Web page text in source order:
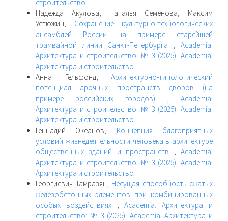
строительство
Надежда Акулова, Наталья Семенова, Максим
Устюжин, Сохранение культурно-технологических
ансамблей России на примере старейшей
трамвайной линии Санкт-Петербурга , Academia.
Архитектура и строительство: № 3 (2025): Academia.
Архитектура и строительство
Анна Гельфонд, Архитектурно-типологический
потенциал арочных пространств дворов (на
примере российских городов) , Academia.
Архитектура и строительство: № 3 (2025): Academia.
Архитектура и строительство
Геннадий Океанов, Концепция благоприятных
условий жизнедеятельности человека в архитектуре
общественных зданий и пространств ,Academia.
Архитектура и строительство: № 3 (2025): Academia.
Архитектура и строительство
Георгиевич Тамразян, Несущая способность сжатых
железобетонных элементов при комбинированных
особых воздействиях ,Academia. Архитектура и
строительство: № 3 (2025): Academia. Архитектура и